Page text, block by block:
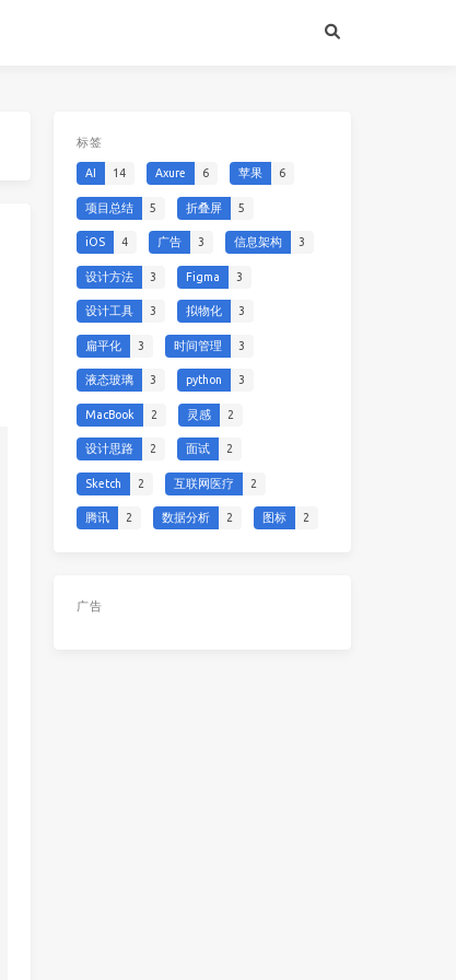
标签
AI 14 Axure 6 苹果 6
项目总结 5 折叠屏 5
iOS 4 广告 3 信息架构 3
设计方法 3 Figma 3
设计工具 3 拟物化 3
扁平化 3 时间管理 3
液态玻璃 3 python 3
MacBook 2 灵感 2
设计思路 2 面试 2
Sketch 2 互联网医疗 2
腾讯 2 数据分析 2 图标 2
广告